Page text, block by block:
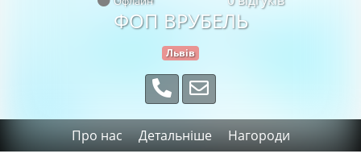
ФОП ВРУБЕЛЬ
Львів
Про нас Детальніше Нагороди